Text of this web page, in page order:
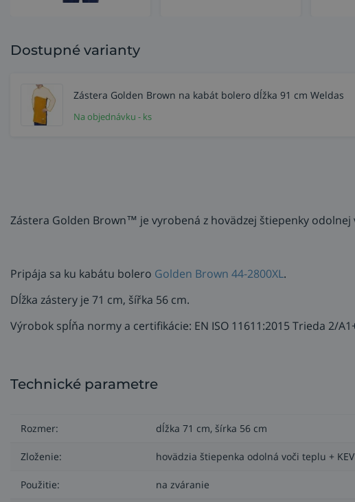
Dostupné varianty
Zástera Golden Brown na kabát bolero dĺžka 91 cm Weldas
Na objednávku - ks
Zástera Golden Brown™ je vyrobená z hovädzej štiepenky odolnej
Pripája sa ku kabátu bolero Golden Brown 44-2800XL.
Dĺžka zástery je 71 cm, šířka 56 cm.
Výrobok spĺňa normy a certifikácie: EN ISO 11611:2015 Trieda 2/
Technické parametre
Rozmer: dĺžka 71 cm, šírka 56 cm
Zloženie: hovädzia štiepenka odolná voči teplu +
Použitie: na zváranie